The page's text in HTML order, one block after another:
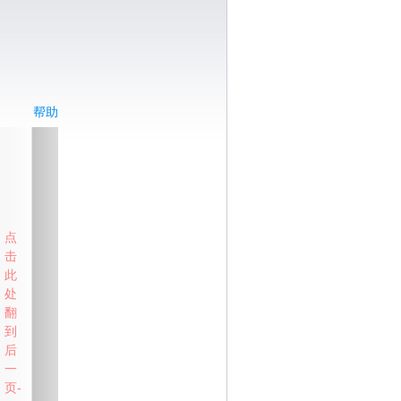
帮助
点
击
此
处
翻
到
后
一
页-